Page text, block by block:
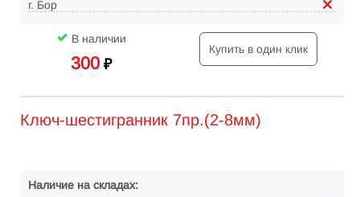
г. Бор
В наличии
300 ₽
Купить в один клик
Ключ-шестигранник 7пр.(2-8мм)
Наличие на складах: